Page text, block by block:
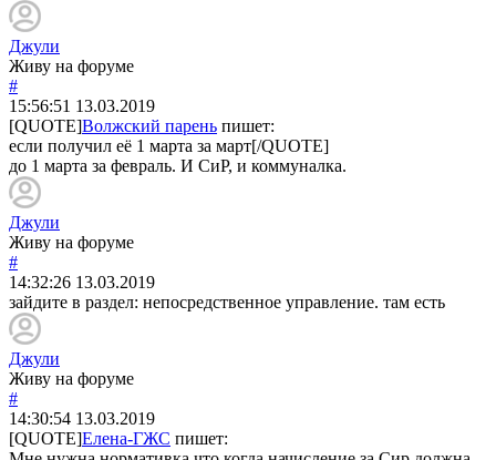
Джули
Живу на форуме
#
15:56:51 13.03.2019
[QUOTE]Волжский парень пишет:
если получил её 1 марта за март[/QUOTE]
до 1 марта за февраль. И СиР, и коммуналка.
Джули
Живу на форуме
#
14:32:26 13.03.2019
зайдите в раздел: непосредственное управление. там есть
Джули
Живу на форуме
#
14:30:54 13.03.2019
[QUOTE]Елена-ГЖС пишет: